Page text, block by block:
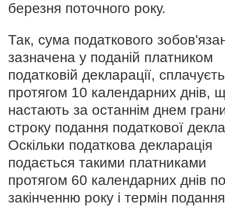
березня поточного року.
Так, сума податкового
зазначена у поданій платником
податковій декларації,
протягом 10 календарних днів,
настають за останнім днем
строку подання податкової
Оскільки податкова декларація
подається такими платниками
протягом 60 календарних днів
закінченню року і термін подання